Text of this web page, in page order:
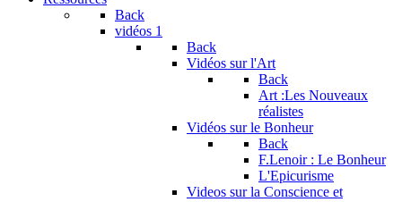
Back
vidéos 1
Back
Vidéos sur l'Art
Back
Art :Les Nouveaux
réalistes
Vidéos sur le Bonheur
Back
F.Lenoir : Le Bonheur
L'Epicurisme
Videos sur la Conscience et